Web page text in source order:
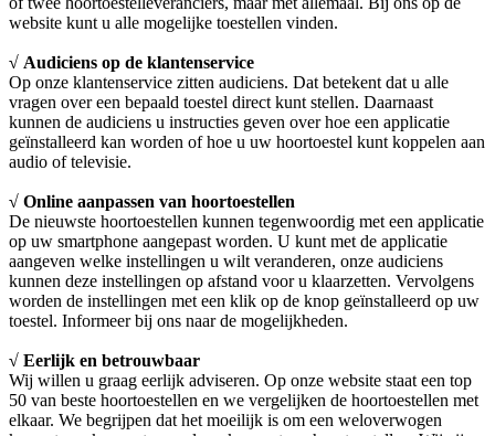
website kunt u alle mogelijke toestellen vinden.
√ Audiciens op de klantenservice
Op onze klantenservice zitten audiciens. Dat betekent dat u alle
vragen over een bepaald toestel direct kunt stellen. Daarnaast
kunnen de audiciens u instructies geven over hoe een applicatie
geïnstalleerd kan worden of hoe u uw hoortoestel kunt koppelen aan
audio of televisie.
√ Online aanpassen van hoortoestellen
De nieuwste hoortoestellen kunnen tegenwoordig met een applicatie
op uw smartphone aangepast worden. U kunt met de applicatie
aangeven welke instellingen u wilt veranderen, onze audiciens
kunnen deze instellingen op afstand voor u klaarzetten. Vervolgens
worden de instellingen met een klik op de knop geïnstalleerd op uw
toestel. Informeer bij ons naar de mogelijkheden.
√ Eerlijk en betrouwbaar
Wij willen u graag eerlijk adviseren. Op onze website staat een top
50 van beste hoortoestellen en we vergelijken de hoortoestellen met
elkaar. We begrijpen dat het moeilijk is om een weloverwogen